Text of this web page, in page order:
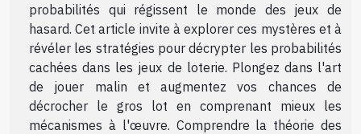
probabilités qui régissent le monde des jeux de
hasard. Cet article invite à explorer ces mystères et à
révéler les stratégies pour décrypter les probabilités
cachées dans les jeux de loterie. Plongez dans l'art
de jouer malin et augmentez vos chances de
décrocher le gros lot en comprenant mieux les
mécanismes à l'œuvre. Comprendre la théorie des